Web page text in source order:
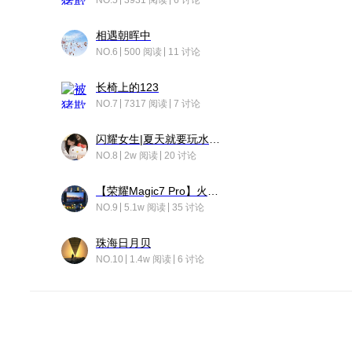
相遇朝晖中
NO.6 500 阅读 11 讨论
长椅上的123
NO.7 7317 阅读 7 讨论
NO.8 2w 阅读 20 讨论
NO.9 5.1w 阅读 35 讨论
珠海日月贝
NO.10 1.4w 阅读 6 讨论